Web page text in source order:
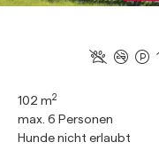
102 m2
max. 6 Personen
Hunde nicht erlaubt